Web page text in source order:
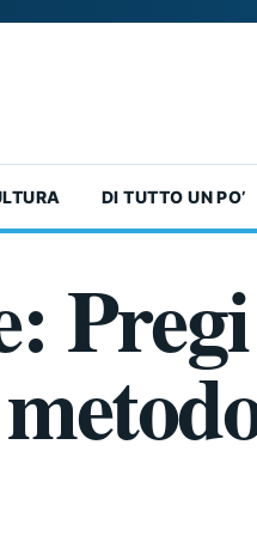
DI TUTTO UN PO’